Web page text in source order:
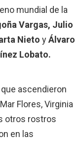
mundial de la
Vargas, Julio
Nieto yÁlvaro
Lobato.
ascendieron
Flores, Virginia
otros rostros
en las